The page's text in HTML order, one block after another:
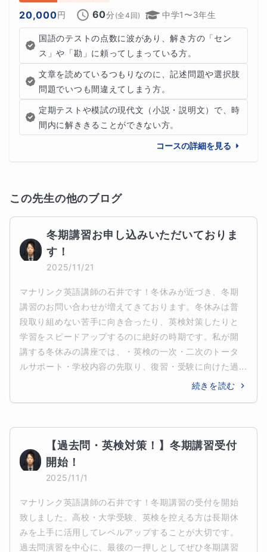
20,000円 60分 (全4 回) 中学1〜3年生
国語のテストの点数に波があり、解き方の「セン
ス」や「勘」に頼ってしまっている方。
文章を読めているつもりなのに、記述問題や選択肢
問題でいつも間違えてしまう方。
定期テストや模試の現代文（小説・説明文）で、時
間内に解ききることができない方。
コースの詳細を見る
この先生の他のブログ
冬期講習お申し込みいただいておりま
す！
2025/11/21
マナリンク英語講師の石井です！冬休みが近づき、冬期
講習のお問い合わせが増えてきております。冬休みは普
段取り組めない苦手に向き合ったり、英検対策したりと
学習をスピードアップするのに絶好の時期です。私が開
講する冬休みの講座では、・英検の一次・二次のトータ
ルサポート・学校内容の先取り、復習・受験に向けた過...
続きを読む
【過去問・英検対策！】冬期講習受付
開始！
2025/11/1
マナリンク英語講師の石井です！冬期講習の受付を開始
致しました。高校・大学受験、英検を控える方は長期休
みを上手に活用してレベルアップすることが大切です。
過去問演習を中心に、最後の一押しとしてぜひ冬期講習